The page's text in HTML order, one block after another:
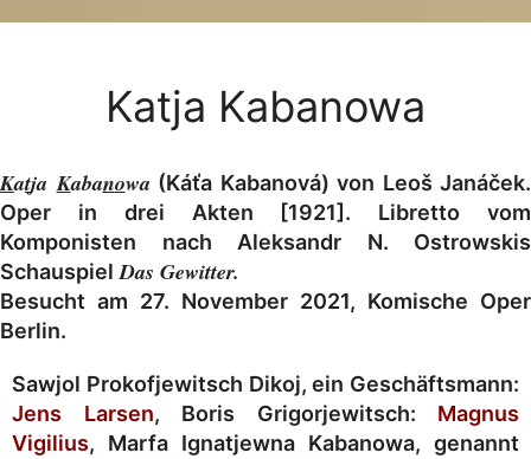
Katja Kabanowa
KatjaKabanowa (Káťa Kabanová) von Leoš Janáček.
Oper in drei Akten [1921]. Libretto vom
Komponisten nach Aleksandr N. Ostrowskis
Schauspiel Das Gewitter.
Besucht am 27. November 2021, Komische Oper
Berlin.
Sawjol Prokofjewitsch Dikoj, ein Geschäftsmann:
Jens Larsen, Boris Grigorjewitsch: Magnus
Vigilius, Marfa Ignatjewna Kabanowa, genannt